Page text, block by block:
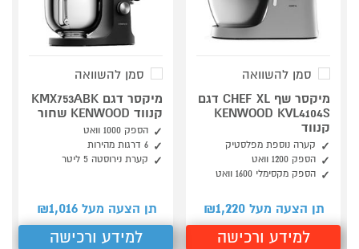
סמן להשוואה
מיקסר שף CHEF XL דגם
KENWOOD KVL4104S
קנווד
קערה נוספת מפלסטיק
הספק 1200 וואט
הספק מקסימלי 1600 וואט
תן הצעה מעל ₪ 1,220
למידע ורכישה
סמן להשוואה
מיקסר דגם KMX753ABK
קנווד KENWOOD שחור
הספק 1000 וואט
6 דרגות מהירות
קערת נירוסטה 5 ליטר
תן הצעה מעל ₪ 1,016
למידע ורכישה